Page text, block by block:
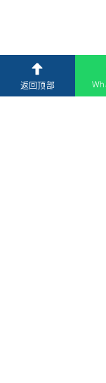
返回顶部